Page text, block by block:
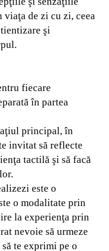
de zi cu zi, ceea
şi
fiecare
în partea
principal, în
invitat să reflecte
tactilă şi să facă
este o
o modalitate prin
la experienţa prin
nevoie să urmeze
te exprimi pe o